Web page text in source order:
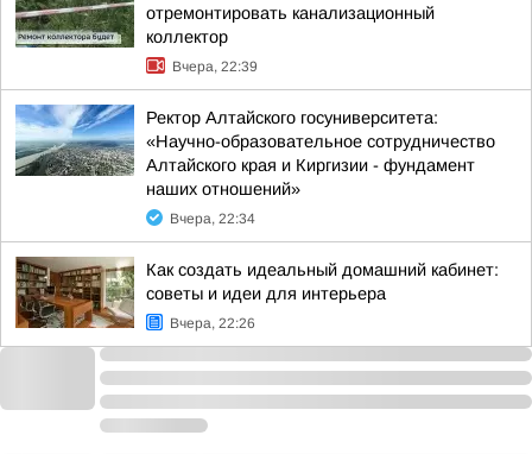
отремонтировать канализационный
коллектор
Вчера, 22:39
Ректор Алтайского госуниверситета:
«Научно-образовательное сотрудничество
Алтайского края и Киргизии - фундамент
наших отношений»
Вчера, 22:34
Как создать идеальный домашний кабинет:
советы и идеи для интерьера
Вчера, 22:26